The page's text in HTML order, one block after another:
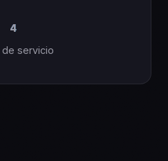
4
de servicio